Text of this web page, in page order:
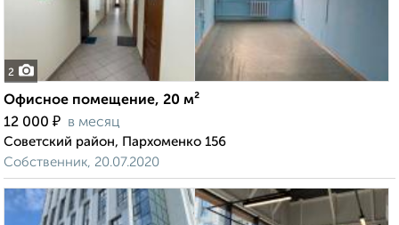
2
Офисное помещение, 20 м²
12 000 ₽ в месяц
Советский район, Пархоменко 156
Собственник, 20.07.2020